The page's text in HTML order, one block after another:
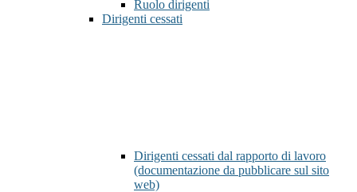
Ruolo dirigenti
Dirigenti cessati
Dirigenti cessati dal rapporto di lavoro
(documentazione da pubblicare sul sito
web)